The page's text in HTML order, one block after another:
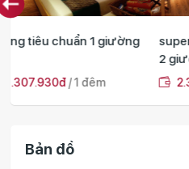
superior 1 giường đôi hoặc
2.354.183đ/ 1 đêm
Bản đồ